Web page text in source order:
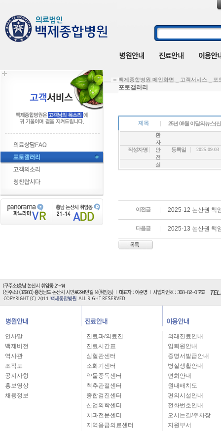
백제종합병원 메인화면 _ 고객서비스 _ 포
포토갤러리
제목 25년 08월 이달의뉴스(
작성자명
환
자
안
전
실
등록일 2025.09.03
이전글 2025-12 논산권 책
다음글 2025-13 논산권 책
인사말
백제비전
역사관
조직도
공지사항
홍보영상
채용정보
진료과/의료진
진료시간표
심혈관센터
소화기센터
약물중독센터
척추관절센터
종합검진센터
산업의학센터
치과전문센터
지역응급의료센터
외래진료안내
입퇴원안내
증명서발급안내
병실생활안내
면회안내
원내배치도
편의시설안내
전화번호안내
오시는길/주차장
지원부서